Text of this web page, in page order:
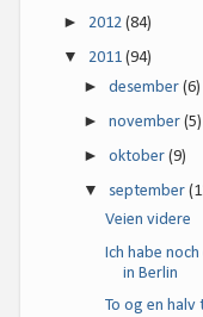
► 2012 (84)
▼ 2011 (94)
►desember(6)
►november(5)
►oktober(9)
▼ september
Veien videre
Ich habe
in Berlin
To og en